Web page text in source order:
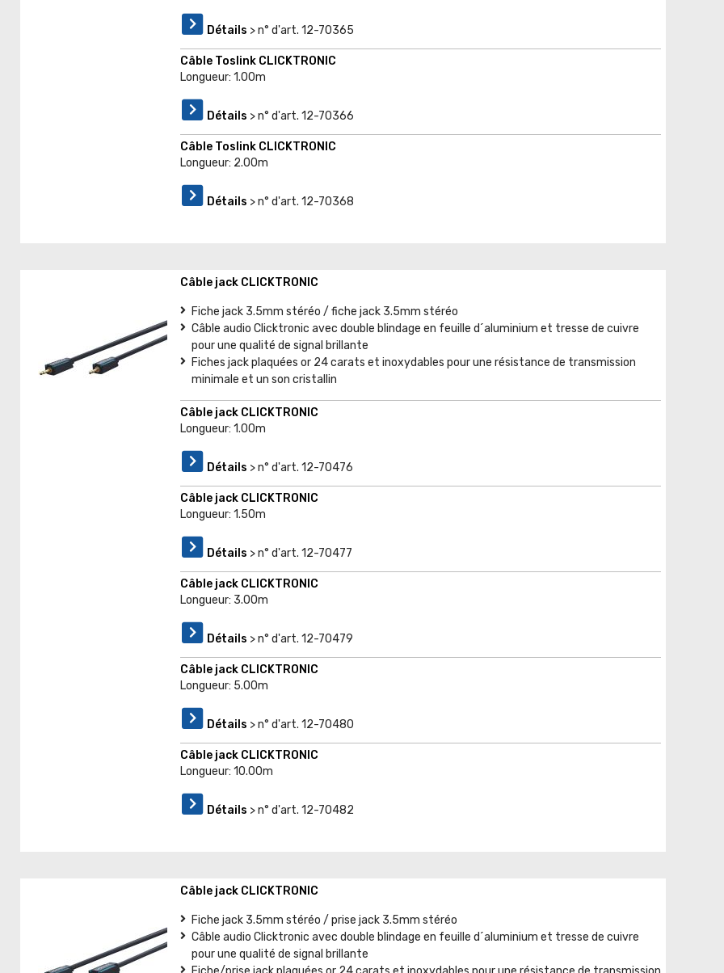
Détails > n° d'art. 12-70365
Câble Toslink CLICKTRONIC
Longueur: 1.00m
Détails > n° d'art. 12-70366
Câble Toslink CLICKTRONIC
Longueur: 2.00m
Détails > n° d'art. 12-70368
Câble jack CLICKTRONIC
Fiche jack 3.5mm stéréo / fiche jack 3.5mm stéréo
Câble audio Clicktronic avec double blindage en feuille d´aluminium et tresse de cuivre
pour une qualité de signal brillante
Fiches jack plaquées or 24 carats et inoxydables pour une résistance de transmission
minimale et un son cristallin
Câble jack CLICKTRONIC
Longueur: 1.00m
Détails > n° d'art. 12-70476
Câble jack CLICKTRONIC
Longueur: 1.50m
Détails > n° d'art. 12-70477
Câble jack CLICKTRONIC
Longueur: 3.00m
Détails > n° d'art. 12-70479
Câble jack CLICKTRONIC
Longueur: 5.00m
Détails > n° d'art. 12-70480
Câble jack CLICKTRONIC
Longueur: 10.00m
Détails > n° d'art. 12-70482
Câble jack CLICKTRONIC
Fiche jack 3.5mm stéréo / prise jack 3.5mm stéréo
Câble audio Clicktronic avec double blindage en feuille d´aluminium et tresse de cuivre
pour une qualité de signal brillante